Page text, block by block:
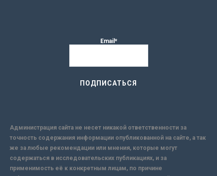
Email*
Администрация сайта не несет никакой ответственности за
точность содержания информации опубликованной на сайте, а так
же за любые рекомендации или мнения, которые могут
содержаться в исследовательских публикациях, и за
применимость её к конкретным лицам, по причине